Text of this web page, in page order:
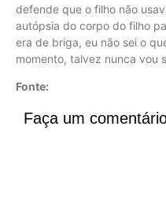
defende que o filho não
autópsia do corpo do filho
era de briga, eu não sei o
momento, talvez nunca vou
Fonte:
Faça um